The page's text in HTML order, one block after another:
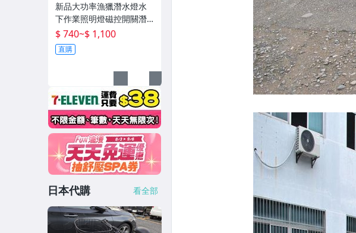
新品大功率漁獵潛水燈水
下作業照明燈磁控開關潛
水深度50米高流明
$ 740~$ 1,100
直購
日本代購 看全部